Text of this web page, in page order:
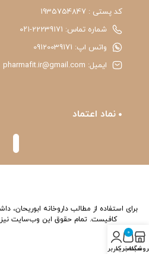
کد پستی : 1935754847
شماره تماس: 22239171-۰۲۱
واتس اپ: 09120039171
ایمیل: pharmafit.ir@gmail.com
نماد اعتماد
برای استفاده از مطالب داروخانه ابوریحان،
کافیست. تمام حقوق اين وب‌سايت نیز
0
سبد خرید
حساب کاربری من